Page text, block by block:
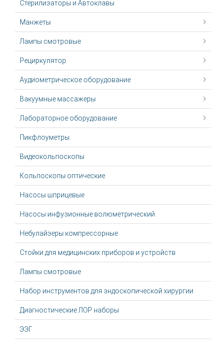
Стерилизаторы и Автоклавы
Манжеты
Лампы смотровые
Рециркулятор
Аудиометрическое оборудование
Вакуумные массажеры
Лабораторное оборудование
Пикфлоуметры
Видеокольпоскопы
Кольпоскопы оптические
Насосы шприцевые
Насосы инфузионные волюметрический
Небулайзеры компрессорные
Стойки для медицинских приборов и устройств
Лампы смотровые
Набор инструментов для эндоскопической хирургии
Диагностические ЛОР наборы
ЭЭГ